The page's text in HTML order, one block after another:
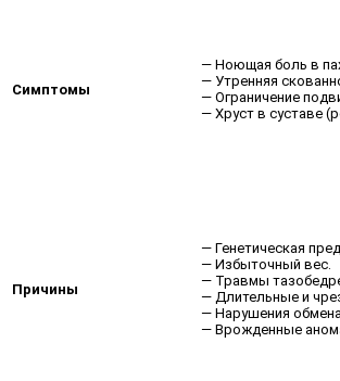
Симптомы
— Ноющая боль в
— Утренняя
— Ограничение
— Хруст в суставе
Причины
— Генетическая
— Избыточный вес.
— Травмы
— Длительные и
— Нарушения
— Врожденные